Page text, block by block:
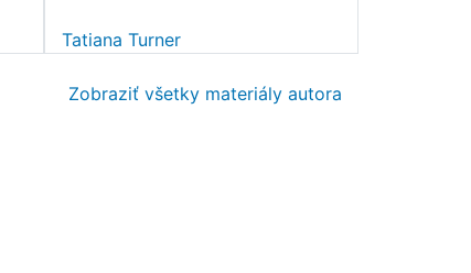
Tatiana Turner
Zobraziť všetky materiály autora